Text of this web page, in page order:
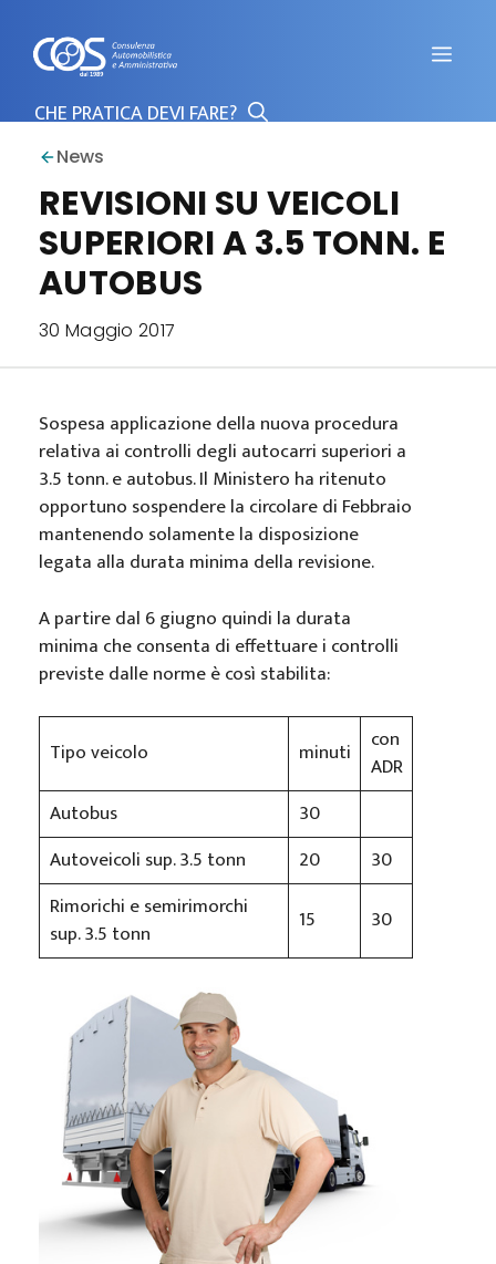
contenuto
News
REVISIONI SU VEICOLI
SUPERIORI A 3.5 TONN. E
AUTOBUS
30 Maggio 2017
Sospesa applicazione della nuova procedura
relativa ai controlli degli autocarri superiori a
3.5 tonn. e autobus. Il Ministero ha ritenuto
opportuno sospendere la circolare di Febbraio
mantenendo solamente la disposizione
legata alla durata minima della revisione.
A partire dal 6 giugno quindi la durata
minima che consenta di effettuare i controlli
previste dalle norme è così stabilita:
Tipo veicolo minuti
con
ADR
Autobus
30
Autoveicoli sup. 3.5 tonn
20
30
Rimorichi e semirimorchi
sup. 3.5 tonn
15 30